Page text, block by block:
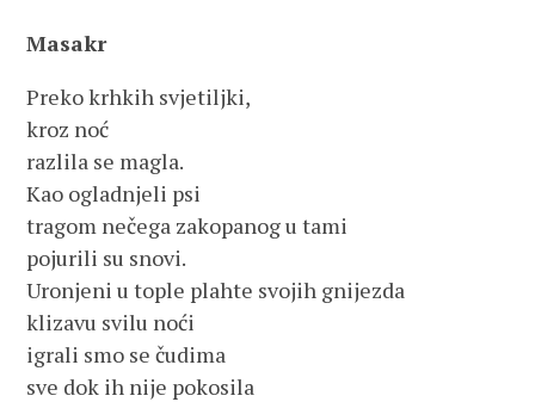
Masakr
Preko krhkih svjetiljki,
kroz noć
razlila se magla.
Kao ogladnjeli psi
tragom nečega zakopanog u tami
pojurili su snovi.
Uronjeni u tople plahte svojih gnijezda
klizavu svilu noći
igrali smo se čudima
sve dok ih nije pokosila